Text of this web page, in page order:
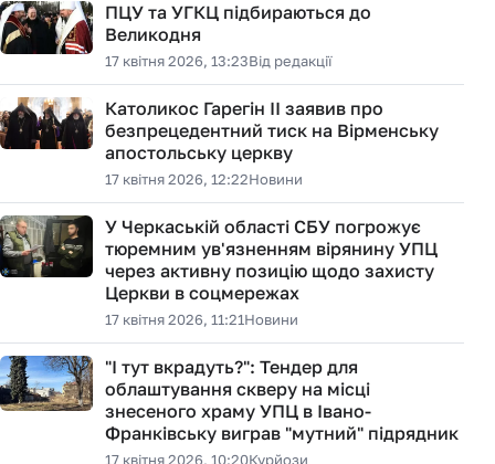
ПЦУ та УГКЦ підбираються до
Великодня
17 квітня 2026, 13:23Від редакції
Католикос Гарегін II заявив про
безпрецедентний тиск на Вірменську
апостольську церкву
17 квітня 2026, 12:22Новини
У Черкаській області СБУ погрожує
тюремним ув'язненням вірянину УПЦ
через активну позицію щодо захисту
Церкви в соцмережах
17 квітня 2026, 11:21Новини
"І тут вкрадуть?": Тендер для
облаштування скверу на місці
знесеного храму УПЦ в Івано-
Франківську виграв "мутний" підрядник
17 квітня 2026, 10:20Курйози